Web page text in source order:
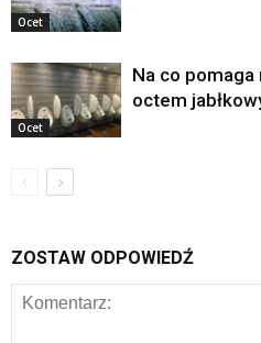
Ocet
Ocet
Na co
octem
ZOSTAW ODPOWIEDŹ